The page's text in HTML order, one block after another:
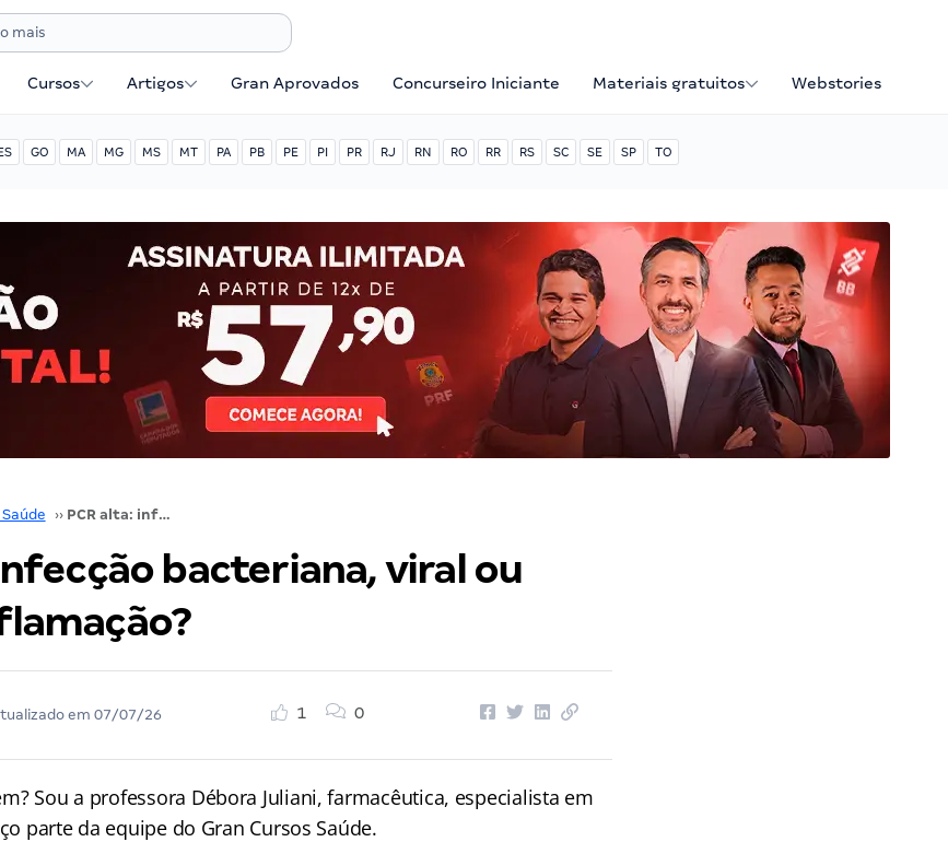
Cursos Artigos Gran Aprovados Concurseiro Iniciante Materiais gratuitos Webstories
GO MA MG MS MT PA PB PE PI PR RJ RN RO RR RS SC SE SP TO
›› PCR alta: infecção bacteriana, viral ou apenas inflamação?
bacteriana, viral ou
em 07/07/26
1 0
Sou a professora Débora Juliani, farmacêutica, especialista em
parte da equipe do Gran Cursos Saúde.